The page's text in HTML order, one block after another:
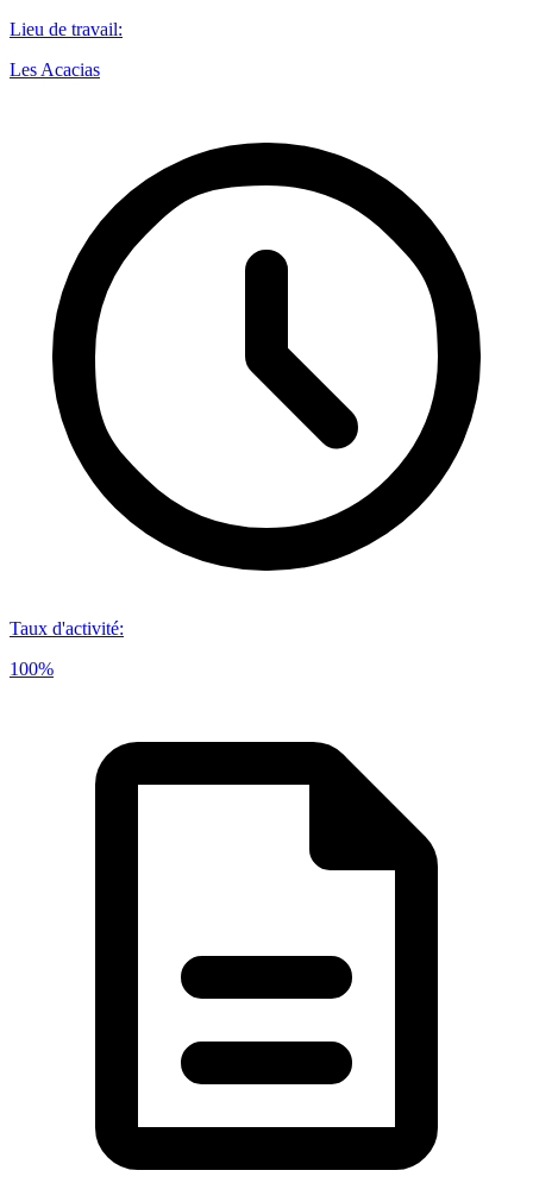
Lieu de travail:
Les Acacias
Taux d'activité:
100%